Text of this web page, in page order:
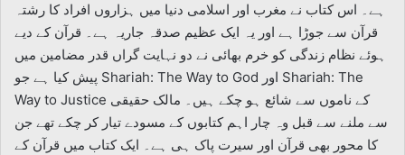
ہے۔ اس کتاب نے مغرب اور اسلامی دنیا میں ہزاروں افراد کا رشتہ
قرآن سے جوڑا ہے اور یہ ایک عظیم صدقہ جاریہ ہے۔ قرآن کے دیے
ہوئے نظام زندگی کو خرم بھائی نے دو نہایت گراں قدر مضامین میں
پیش کیا ہے جو Shariah: The Way to God اور Shariah: The
Way to Justice کے ناموں سے شائع ہو چکے ہیں۔ مالک حقیقی
سے ملنے سے قبل وہ چار اہم کتابوں کے مسودے تیار کر چکے تھے جن
کا محور بھی قرآن اور سیرت پاک ہی ہے۔ ایک کتاب میں قرآن کے